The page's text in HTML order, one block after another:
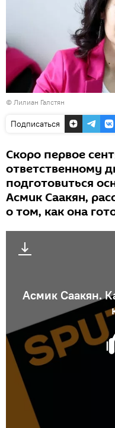
© Лилиан Галстян
Подписаться
Скоро первое
ответственному
подготовиться
Асмик Саакян,
о том, как она
Асмик Саакян.